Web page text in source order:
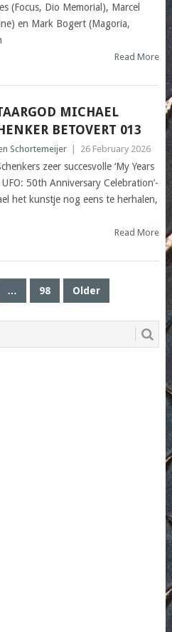
(Focus, Dio Memorial), Marcel
en Mark Bogert (Magoria,
Read More
MICHAEL
BETOVERT 013
Schortemeijer 26 February 2026
zeer succesvolle ‘My Years
50th Anniversary Celebration’-
het kunstje nog eens te herhalen,
Read More
… 98 Older